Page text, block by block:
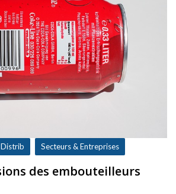
Secteurs & Entreprises
des embouteilleurs